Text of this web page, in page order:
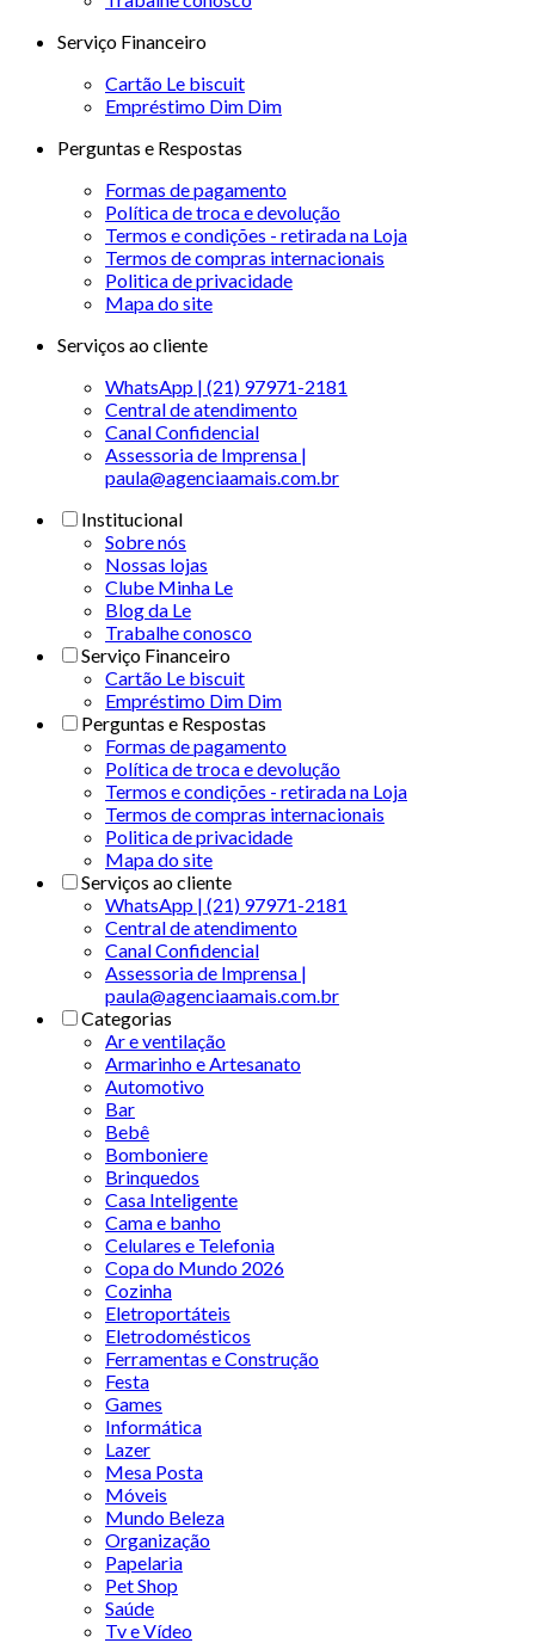
Serviço Financeiro
Cartão Le biscuit
Empréstimo Dim Dim
Perguntas e Respostas
Formas de pagamento
Política de troca e devolução
Termos e condições - retirada na Loja
Termos de compras internacionais
Politica de privacidade
Mapa do site
Serviços ao cliente
WhatsApp | (21) 97971-2181
Central de atendimento
Canal Confidencial
Assessoria de Imprensa |
paula@agenciaamais.com.br
Institucional
Sobre nós
Nossas lojas
Clube Minha Le
Blog da Le
Trabalhe conosco
Serviço Financeiro
Cartão Le biscuit
Empréstimo Dim Dim
Perguntas e Respostas
Formas de pagamento
Política de troca e devolução
Termos e condições - retirada na Loja
Termos de compras internacionais
Politica de privacidade
Mapa do site
Serviços ao cliente
WhatsApp | (21) 97971-2181
Central de atendimento
Canal Confidencial
Assessoria de Imprensa |
paula@agenciaamais.com.br
Categorias
Ar e ventilação
Armarinho e Artesanato
Automotivo
Bar
Bebê
Bomboniere
Brinquedos
Casa Inteligente
Cama e banho
Celulares e Telefonia
Copa do Mundo 2026
Cozinha
Eletroportáteis
Eletrodomésticos
Ferramentas e Construção
Festa
Games
Informática
Lazer
Mesa Posta
Móveis
Mundo Beleza
Organização
Papelaria
Pet Shop
Saúde
Tv e Vídeo